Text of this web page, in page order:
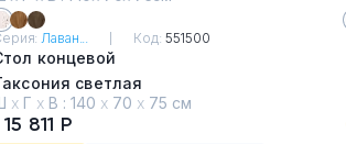
Лаван... Код: 551500
концевой
светлая
х Г х В : 140 х 70 х 75 см
15 811 Р